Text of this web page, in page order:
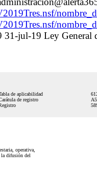
jul-19 Ley
de aplicabilidad
de registro
operativa,
la difusión del